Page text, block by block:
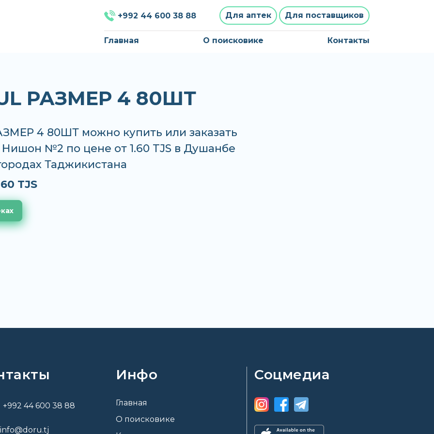
+992 44 600 38 88 Для аптек Для поставщиков
Главная О поисковике Контакты
РАЗМЕР 4 80ШТ
4 80ШТ можно купить или заказать
Нишон №2 по цене от 1.60 TJS в Душанбе
Таджикистана
TJS
+992 44 600 38 88
info@doru.tj
Инфо
Главная
О поисковике
Соцмедиа